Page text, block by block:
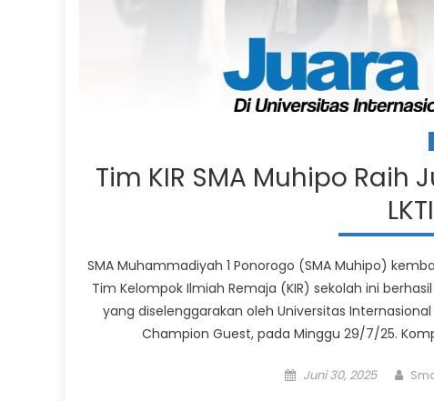
Tim KIR SMA Muhipo
SMA Muhammadiyah 1 Ponorogo (SMA Muhipo)
Tim Kelompok Ilmiah Remaja (KIR) sekolah ini
yang diselenggarakan oleh Universitas
Champion Guest, pada Minggu 29/7/25.
Posted
Juni 30, 2025